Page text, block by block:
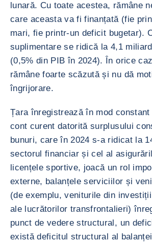
lunară. Cu toate acestea, rămâne
care aceasta va fi finanțată (fie
mari, fie printr-un deficit bugetar).
suplimentare se ridică la 4,1
(0,5% din PIB în 2024). În orice
rămâne foarte scăzută și nu dă
îngrijorare.
Țara înregistrează în mod constant
cont curent datorită surplusului
bunuri, care în 2024 s-a ridicat la
sectorul financiar și cel al
licențele sportive, joacă un rol
externe, balanțele serviciilor și
(de exemplu, veniturile din
ale lucrătorilor transfrontalieri)
punct de vedere structural, un
există deficitul structural al